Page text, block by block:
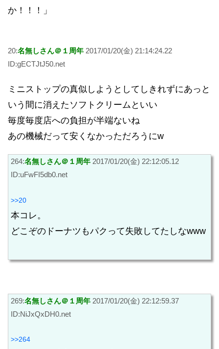
か！！！」
20:名無しさん＠１周年 2017/01/20(金) 21:14:24.22
ID:gECTJtJ50.net
ミニストップの真似しようとしてしきれずにあっと
いう間に消えたソフトクリームといい
毎度毎度店への負担が半端ないね
あの機械だって安くなかっただろうにw
264:名無しさん＠１周年 2017/01/20(金) 22:12:05.12
ID:uFwFI5db0.net
>>20
本コレ。
どこぞのドーナツもパクって失敗してたしなwww
269:名無しさん＠１周年 2017/01/20(金) 22:12:59.37
ID:NiJxQxDH0.net
>>264